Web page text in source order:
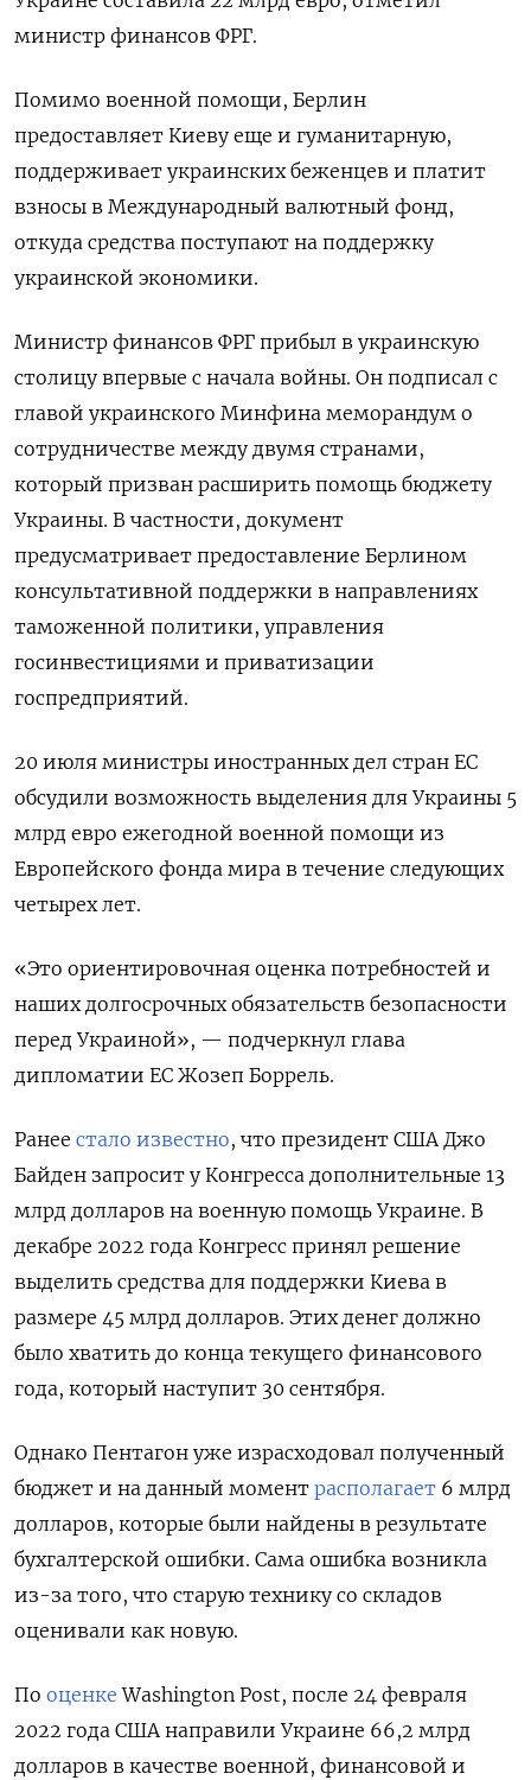
министр финансов ФРГ.
Помимо военной помощи, Берлин
предоставляет Киеву еще и гуманитарную,
поддерживает украинских беженцев и платит
взносы в Международный валютный фонд,
откуда средства поступают на поддержку
украинской экономики.
Министр финансов ФРГ прибыл в украинскую
столицу впервые с начала войны. Он подписал с
главой украинского Минфина меморандум о
сотрудничестве между двумя странами,
который призван расширить помощь бюджету
Украины. В частности, документ
предусматривает предоставление Берлином
консультативной поддержки в направлениях
таможенной политики, управления
госинвестициями и приватизации
госпредприятий.
20 июля министры иностранных дел стран ЕС
обсудили возможность выделения для Украины 5
млрд евро ежегодной военной помощи из
Европейского фонда мира в течение следующих
четырех лет.
«Это ориентировочная оценка потребностей и
наших долгосрочных обязательств безопасности
перед Украиной», — подчеркнул глава
дипломатии ЕС Жозеп Боррель.
Ранее стало известно, что президент США Джо
Байден запросит у Конгресса дополнительные 13
млрд долларов на военную помощь Украине. В
декабре 2022 года Конгресс принял решение
выделить средства для поддержки Киева в
размере 45 млрд долларов. Этих денег должно
было хватить до конца текущего финансового
года, который наступит 30 сентября.
Однако Пентагон уже израсходовал полученный
бюджет и на данный момент располагает 6 млрд
долларов, которые были найдены в результате
бухгалтерской ошибки. Сама ошибка возникла
из-за того, что старую технику со складов
оценивали как новую.
По оценке Washington Post, после 24 февраля
2022 года США направили Украине 66,2 млрд
долларов в качестве военной, финансовой и